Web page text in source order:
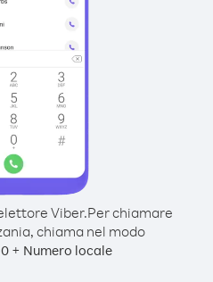
Viber.Per chiamare
chiama nel modo
+ Numero locale